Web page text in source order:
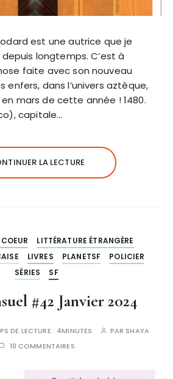
est une autrice que je
depuis longtemps. C’est à
faite avec son nouveau
enfers, dans l’univers aztèque,
mars de cette année ! 1480.
capitale…
LA LECTURE
LITTÉRATURE ÉTRANGÈRE
LIVRES PLANETSF
POLICIER
SÉRIES
SF
#42 Janvier 2024
DE LECTURE : 4MINUTES PAR SHAYA
10 COMMENTAIRES